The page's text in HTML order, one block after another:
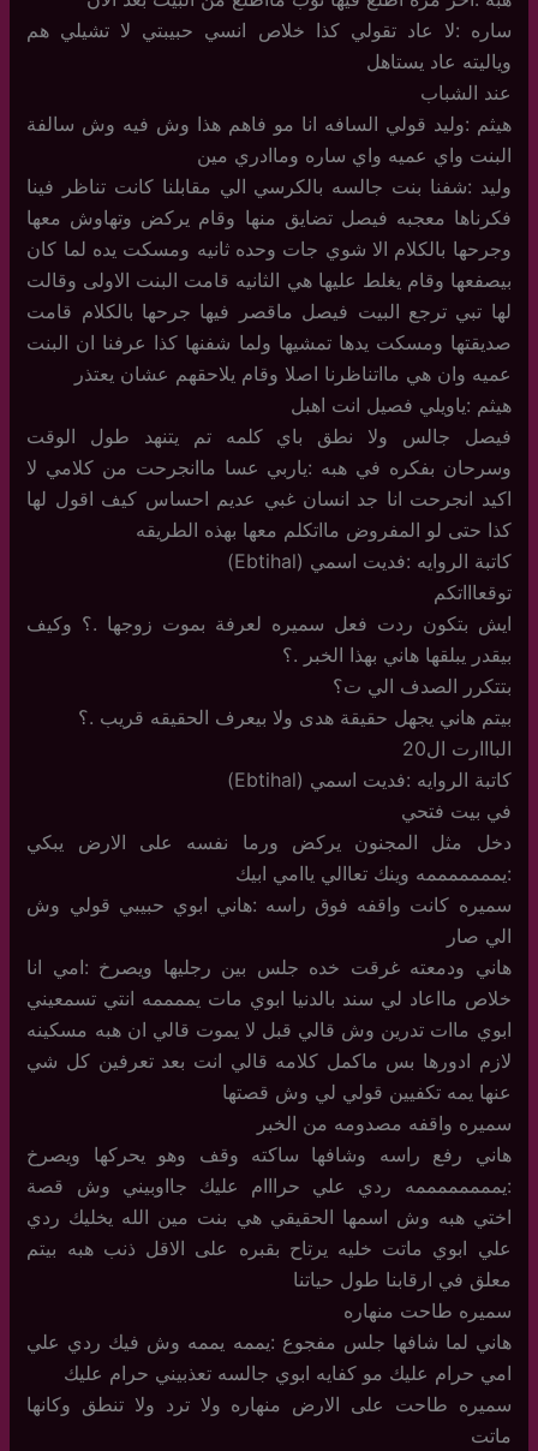
ساره :لا عاد تقولي كذا خلاص انسي حبيبتي لا تشيلي هم
وياليته عاد يستاهل
عند الشباب
هيثم :وليد قولي السافه انا مو فاهم هذا وش فيه وش سالفة
البنت واي عميه واي ساره وماادري مين
وليد :شفنا بنت جالسه بالكرسي الي مقابلنا كانت تناظر فينا
فكرناها معجبه فيصل تضايق منها وقام يركض وتهاوش معها
وجرحها بالكلام الا شوي جات وحده ثانيه ومسكت يده لما كان
بيصفعها وقام يغلط عليها هي الثانيه قامت البنت الاولى وقالت
لها تبي ترجع البيت فيصل ماقصر فيها جرحها بالكلام قامت
صديقتها ومسكت يدها تمشيها ولما شفنها كذا عرفنا ان البنت
عميه وان هي مااتناظرنا اصلا وقام يلاحقهم عشان يعتذر
هيثم :ياويلي فصيل انت اهبل
فيصل جالس ولا نطق باي كلمه تم يتنهد طول الوقت
وسرحان بفكره في هبه :ياربي عسا ماانجرحت من كلامي لا
اكيد انجرحت انا جد انسان غبي عديم احساس كيف اقول لها
كذا حتى لو المفروض مااتكلم معها بهذه الطريقه
كاتبة الروايه :فديت اسمي (Ebtihal)
توقعاااتكم
ايش بتكون ردت فعل سميره لعرفة بموت زوجها .؟ وكيف
بيقدر يبلقها هاني بهذا الخبر .؟
بتتكرر الصدف الي ت؟
بيتم هاني يجهل حقيقة هدى ولا بيعرف الحقيقه قريب .؟
البااارت ال20
كاتبة الروايه :فديت اسمي (Ebtihal)
في بيت فتحي
دخل مثل المجنون يركض ورما نفسه على الارض يبكي
:يمممممممه وينك تعاالي ياامي ابيك
سميره كانت واقفه فوق راسه :هاني ابوي حبيبي قولي وش
الي صار
هاني ودمعته غرقت خده جلس بين رجليها ويصرخ :امي انا
خلاص مااعاد لي سند بالدنيا ابوي مات يممممه انتي تسمعيني
ابوي ماات تدرين وش قالي قبل لا يموت قالي ان هبه مسكينه
لازم ادورها بس ماكمل كلامه قالي انت بعد تعرفين كل شي
عنها يمه تكفيين قولي لي وش قصتها
سميره واقفه مصدومه من الخبر
هاني رفع راسه وشافها ساكته وقف وهو يحركها ويصرخ
:يممممممممه ردي علي حرااام عليك جااوبيني وش قصة
اختي هبه وش اسمها الحقيقي هي بنت مين الله يخليك ردي
علي ابوي ماتت خليه يرتاح بقبره على الاقل ذنب هبه بيتم
معلق في ارقابنا طول حياتنا
سميره طاحت منهاره
هاني لما شافها جلس مفجوع :يممه يممه وش فيك ردي علي
امي حرام عليك مو كفايه ابوي جالسه تعذبيني حرام عليك
سميره طاحت على الارض منهاره ولا ترد ولا تنطق وكانها
ماتت